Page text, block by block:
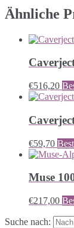
Ähnliche
€516,20
€59,70
Muse
€217,00
Suche nach: